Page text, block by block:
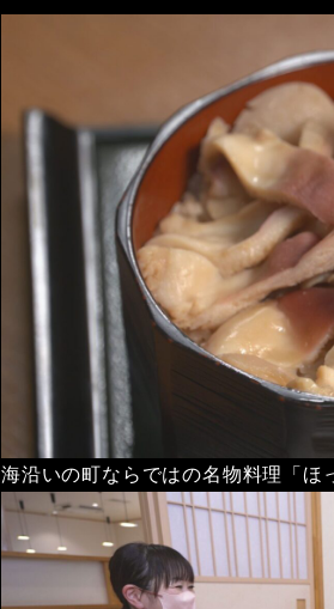
海沿いの町ならではの名物料理「ほ